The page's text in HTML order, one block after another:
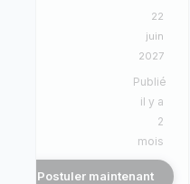
22
juin
2027
Publié
il y a
2
mois
Postuler maintenant